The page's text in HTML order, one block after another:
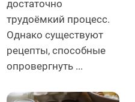
достаточно
трудоёмкий процесс.
Однако существуют
рецепты, способные
опровергнуть ...